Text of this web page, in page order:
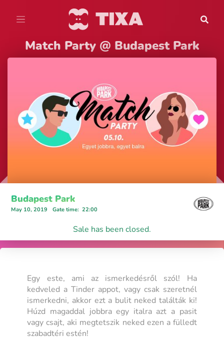
Match Party @ Budapest Park
Budapest Park
May 10, 2019 Gate time: 22:00
Sale has been closed.
Egy este, ami az ismerkedésről szól! Ha
kedveled a Tinder appot, vagy csak szeretnél
ismerkedni, akkor ezt a bulit neked találták ki!
Húzd magaddal jobbra egy italra azt a pasit
vagy csajt, aki megtetszik neked ezen a fülledt
szabadtéri estén!